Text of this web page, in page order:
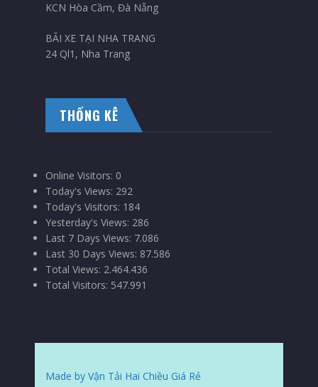
KCN Hòa Cầm, Đà Nẵng
BÃI XE TẠI NHA TRANG
24 Ql1, Nha Trang
THỐNG KÊ
Online Visitors: 0
Today's Views: 292
Today's Visitors: 184
Yesterday's Views: 286
Last 7 Days Views: 7.086
Last 30 Days Views: 87.586
Total Views: 2.464.436
Total Visitors: 547.991
Made by Vận Tải Hai Chiều Giá Rẻ